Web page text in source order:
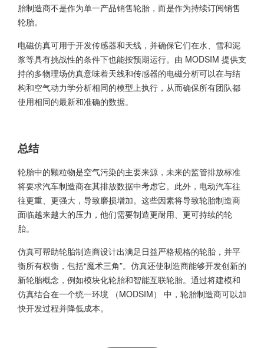
胎制造商不是作为单一产品销售轮胎，而是作为持续订阅销售
轮胎。
电磁仿真可用于开发传感器和天线，并确保它们在水、雪和泥
浆等具有挑战性的条件下也能按预期运行。由 MODSIM 提供支
持的多物理场仿真意味着天线和传感器的电磁分析可以在与结
构和空气动力学分析相同的模型上执行，从而确保所有团队都
使用相同的最新和准确的数据。
总结
轮胎中的颗粒物是空气污染的主要来源，未来的监管排放标准
将要求汽车制造商在其排放数据中考虑它。此外，电动汽车往
往更重、更强大，导致磨损增加。这些因素将导致轮胎制造商
面临越来越大的压力，他们需要制造更耐用、更可持续的轮
胎。
仿真可帮助轮胎制造商设计出满足日益严格规格的轮胎，并平
衡所有权衡，包括“魔术三角”。仿真还使制造商能够开发创新的
新轮胎概念，例如模块化轮胎和智能互联轮胎。通过将建模和
仿真结合在一个统一环境 （MODSIM） 中，轮胎制造商可以加
快开发过程并降低成本。